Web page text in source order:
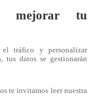
mejorar tu
tráfico y personalizar
, tus datos se gestionarán
te invitamos leer nuestra